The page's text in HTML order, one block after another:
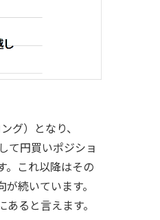
グ）となり、
て円買いポジショ
。これ以降はその
続いています。
ると言えます。